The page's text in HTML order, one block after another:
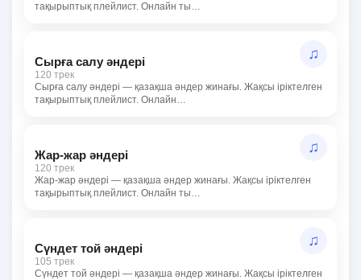
тақырыптық плейлист. Онлайн ты…
♫
Сырға салу әндері
120 трек
Сырға салу әндері — қазақша әндер жинағы. Жақсы іріктелген
тақырыптық плейлист. Онлайн…
♫
Жар-жар әндері
120 трек
Жар-жар әндері — қазақша әндер жинағы. Жақсы іріктелген
тақырыптық плейлист. Онлайн ты…
♫
Сүндет той әндері
105 трек
Сүндет той әндері — қазақша әндер жинағы. Жақсы іріктелген